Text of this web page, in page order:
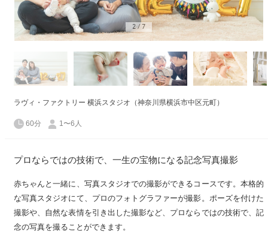
2/7
ラヴィ・ファクトリー 横浜スタジオ（神奈川県横浜市中区元町）
60分 1〜6人
プロならではの技術で、一生の宝物になる記念写真撮影
赤ちゃんと一緒に、写真スタジオでの撮影ができるコースです。本格的
な写真スタジオにて、プロのフォトグラファーが撮影。ポーズを付けた
撮影や、自然な表情を引き出した撮影など、プロならではの技術で、記
念の写真を撮ることができます。